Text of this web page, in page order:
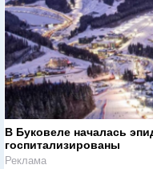
В Буковеле началась
госпитализированы
Реклама